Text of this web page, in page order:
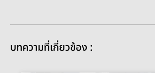
บทความที่เกี่ยวข้อง :